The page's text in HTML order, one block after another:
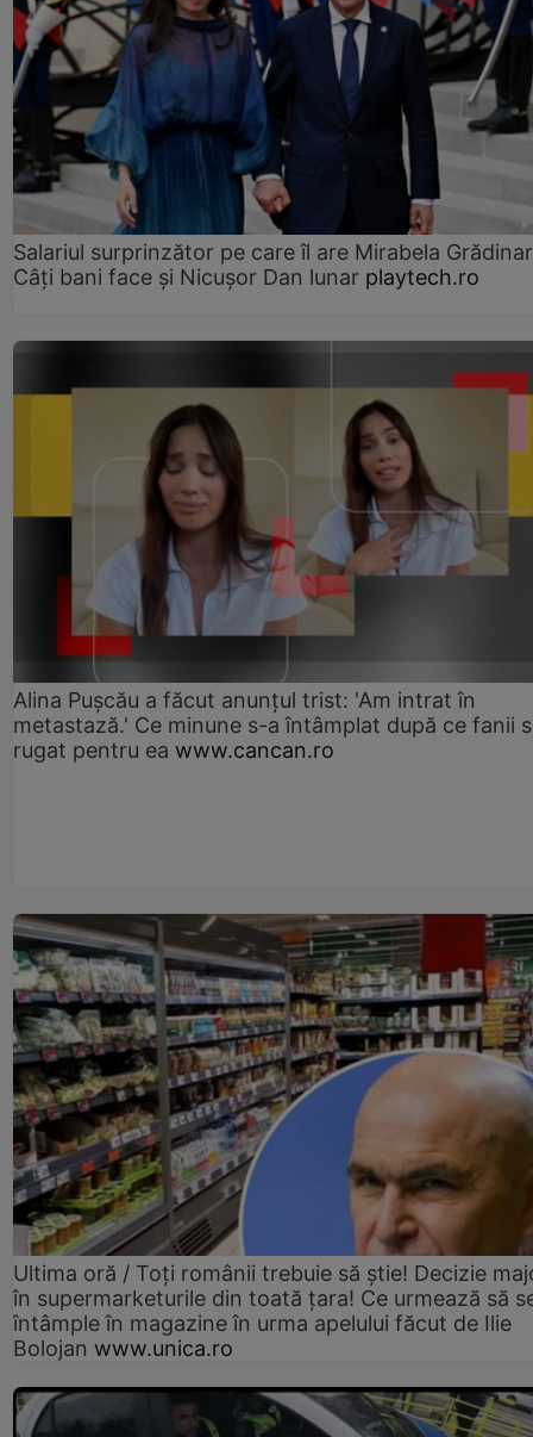
Salariul surprinzător pe care îl are Mirabela
Câţi bani face şi Nicuşor Dan lunar playtech.ro
Alina Pușcău a făcut anunțul trist: 'Am intrat în
metastază.' Ce minune s-a întâmplat după ce fanii
rugat pentru ea www.cancan.ro
Ultima oră / Toți românii trebuie să știe! Decizie
în supermarketurile din toată țara! Ce urmează să
întâmple în magazine în urma apelului făcut de Ilie
Bolojan www.unica.ro